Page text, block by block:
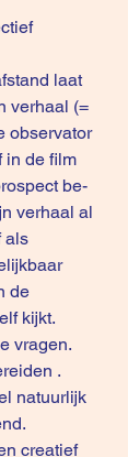
laat
verhaal (=
observator
in de film
be-
verhaal al
als
de
kijkt.
vragen.
.
natuurlijk
creatief